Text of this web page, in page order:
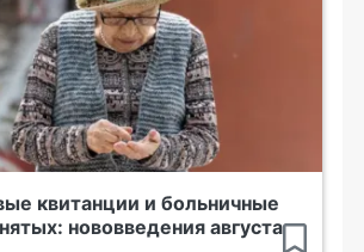
квитанции и больничные
нововведения августа